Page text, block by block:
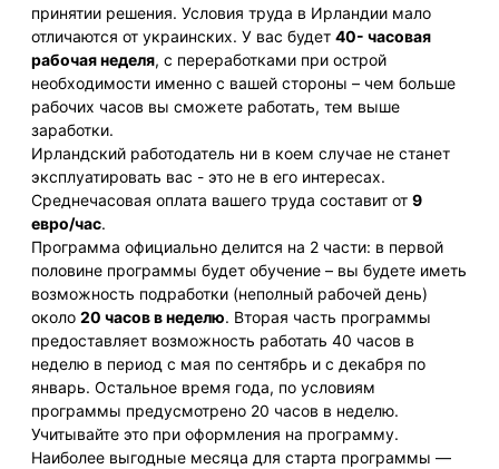
принятии решения. Условия труда в Ирландии мало
отличаются от украинских. У вас будет 40- часовая
рабочая неделя, с переработками при острой
необходимости именно с вашей стороны – чем больше
рабочих часов вы сможете работать, тем выше
заработки.
Ирландский работодатель ни в коем случае не станет
эксплуатировать вас - это не в его интересах.
Среднечасовая оплата вашего труда составит от 9
евро/час.
Программа официально делится на 2 части: в первой
половине программы будет обучение – вы будете иметь
возможность подработки (неполный рабочей день)
около 20 часов в неделю. Вторая часть программы
предоставляет возможность работать 40 часов в
неделю в период с мая по сентябрь и с декабря по
январь. Остальное время года, по условиям
программы предусмотрено 20 часов в неделю.
Учитывайте это при оформления на программу.
Наиболее выгодные месяца для старта программы —